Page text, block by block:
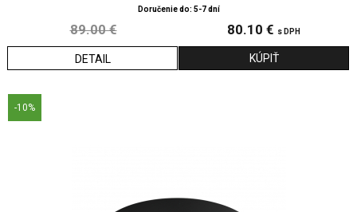
Doručenie do: 5-7 dní
89.00 € 80.10 € s DPH
DETAIL
-10%